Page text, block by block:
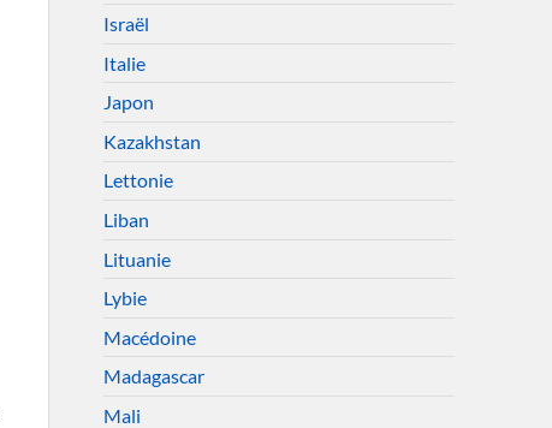
Israël
Italie
Japon
Kazakhstan
Lettonie
Liban
Lituanie
Lybie
Macédoine
Madagascar
Mali